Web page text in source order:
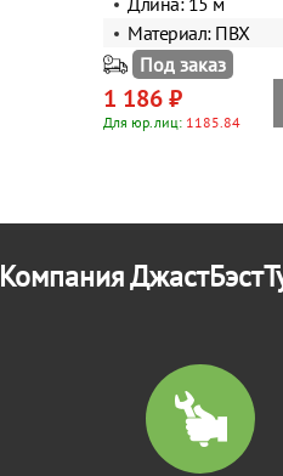
Материал: ПВХ
Под заказ
1 186 ₽
Для юр.лиц: 1185.84
Компания